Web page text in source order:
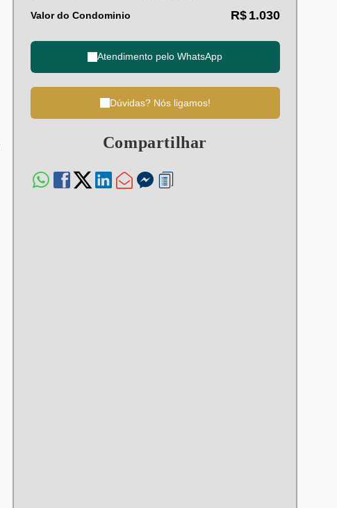
Valor do Condominio R$ 1.030
Atendimento pelo WhatsApp
Dúvidas? Nós ligamos!
Compartilhar